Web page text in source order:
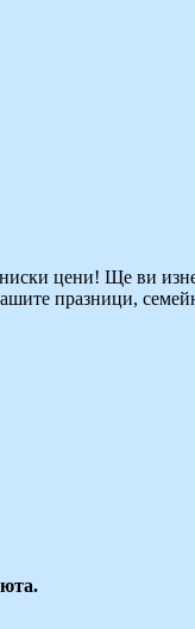
цени! Ще ви
празници,